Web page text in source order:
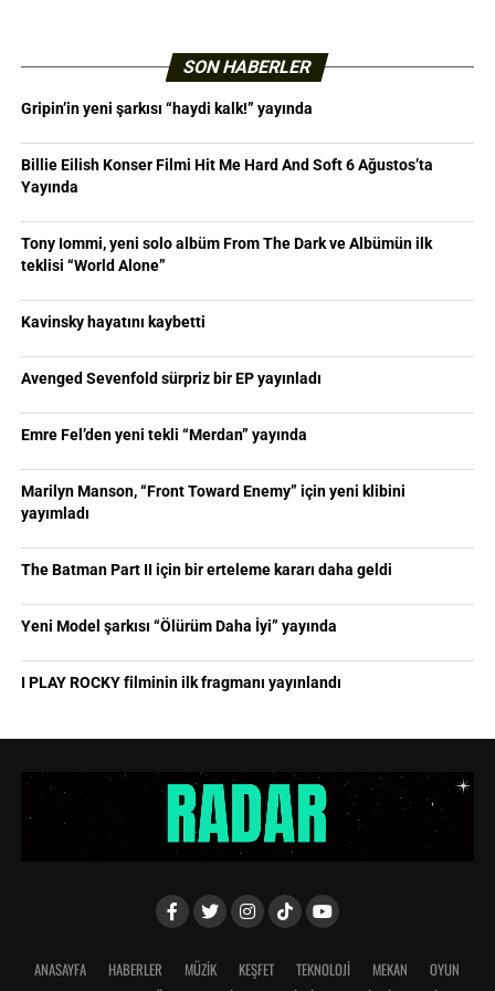
SON HABERLER
Gripin’in yeni şarkısı “haydi kalk!” yayında
Billie Eilish Konser Filmi Hit Me Hard And Soft 6 Ağustos’ta
Yayında
Tony Iommi, yeni solo albüm From The Dark ve Albümün ilk
teklisi “World Alone”
Kavinsky hayatını kaybetti
Avenged Sevenfold sürpriz bir EP yayınladı
Emre Fel’den yeni tekli “Merdan” yayında
Marilyn Manson, “Front Toward Enemy” için yeni klibini
yayımladı
The Batman Part II için bir erteleme kararı daha geldi
Yeni Model şarkısı “Ölürüm Daha İyi” yayında
I PLAY ROCKY filminin ilk fragmanı yayınlandı
ANASAYFA HABERLER MÜZİK KEŞFET TEKNOLOJİ MEKAN
OYUN